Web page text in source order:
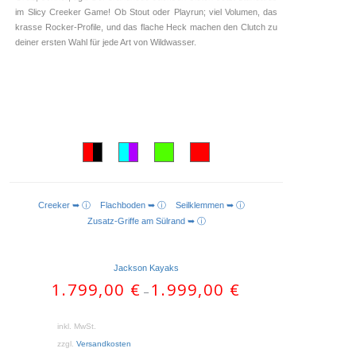
im Slicy Creeker Game! Ob Stout oder Playrun; viel Volumen, das
krasse Rocker-Profile, und das flache Heck machen den Clutch zu
deiner ersten Wahl für jede Art von Wildwasser.
AUSFÜHRUNG WÄHLEN
Creeker ➥ ⓘ Flachboden ➥ ⓘSeilklemmen ➥ ⓘ
Zusatz-Griffe am Sülrand ➥ ⓘ
Jackson Kayaks
1.799,00 € – 1.999,00 €
inkl. MwSt.
zzgl.Versandkosten